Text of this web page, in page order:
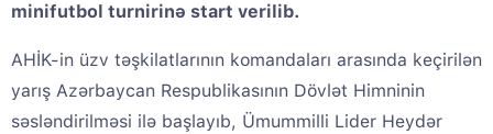
minifutbol turnirinə start verilib.
AHİK-in üzv təşkilatlarının komandaları arasında keçirilən
yarış Azərbaycan Respublikasının Dövlət Himninin
səsləndirilməsi ilə başlayıb, Ümummilli Lider Heydər